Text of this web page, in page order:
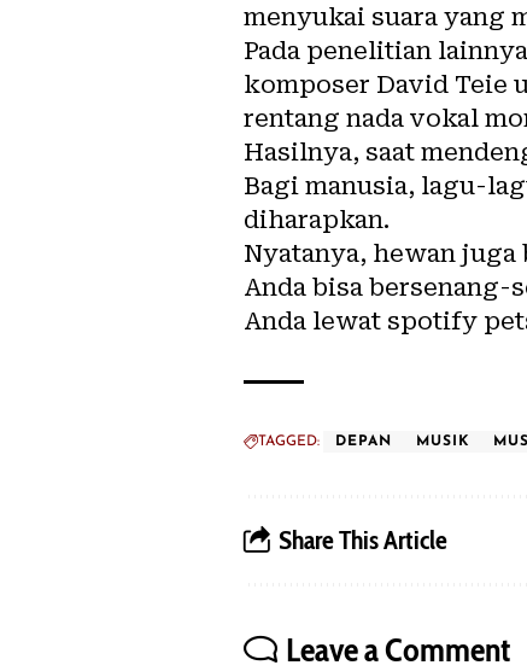
menyukai suara yang
Pada penelitian
komposer David Teie
rentang nada vokal
Hasilnya, saat
Bagi manusia, lagu-
diharapkan.
Nyatanya, hewan
Anda bisa bersenang-
Anda lewat spotify
TAGGED: DEPAN MUSIK
Share This Article
Leave a Comment